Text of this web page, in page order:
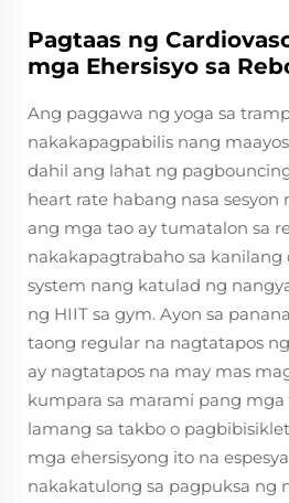
Pagtaas ng
mga Ehersisyo sa
Ang paggawa ng yoga sa
nakakapagpabilis nang
dahil ang lahat ng
heart rate habang nasa sesyon
ang mga tao ay tumatalon sa
nakakapagtrabaho sa kanilang
system nang katulad ng
ng HIIT sa gym. Ayon sa
taong regular na nagtatapos
ay nagtatapos na may mas
kumpara sa marami pang
lamang sa takbo o
mga ehersisyong ito na
nakakatulong sa pagpuksa ng